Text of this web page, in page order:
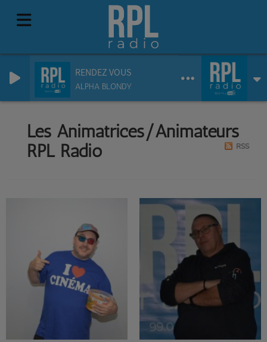
RENDEZ VOUS
ALPHA BLONDY
Les Animatrices/Animateurs
RPL Radio
RSS